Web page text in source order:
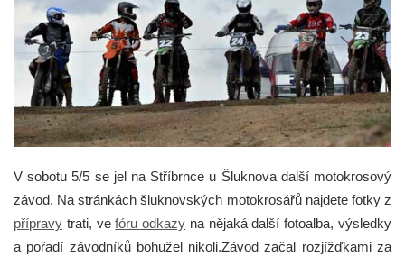
V sobotu 5/5 se jel na Stříbrnce u Šluknova další motokrosový
závod. Na stránkách šluknovských motokrosářů najdete fotky z
přípravy trati, vefóru odkazy na nějaká další fotoalba, výsledky
a pořadí závodníků bohužel nikoli.Závod začal rozjížďkami za